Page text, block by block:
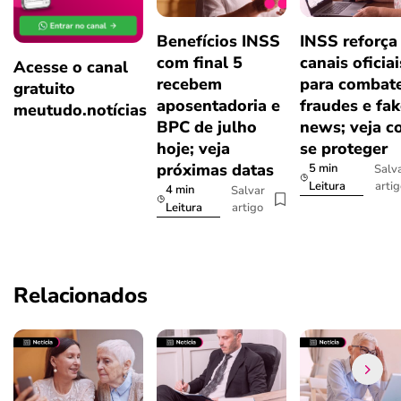
Acesse o canal
gratuito
meutudo.notícias
Benefícios INSS
com final 5
recebem
aposentadoria e
BPC de julho
hoje; veja
próximas datas
4 min
Leitura
Salvar
artigo
INSS reforça
canais
para
fraudes e
news; veja
se proteger
5 min
Leitura
Relacionados